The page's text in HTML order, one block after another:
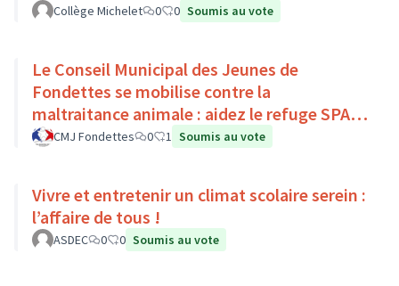
Collège Michelet 0 0 Soumis au vote
Le Conseil Municipal des Jeunes de
Fondettes se mobilise contre la
maltraitance animale : aidez le refuge SPA
de Luynes !
CMJ Fondettes 0 1 Soumis au vote
Vivre et entretenir un climat scolaire serein :
l’affaire de tous !
ASDEC 0 0 Soumis au vote